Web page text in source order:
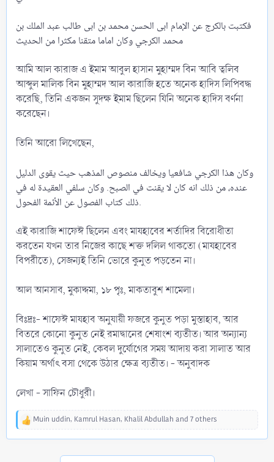
فكتبت بالكرج عن الإمام ابى الحسن محمد بن ابى طالب عبد الملك بن
محمد الكرجي وكان اماما متقنا مكثرا من الحديث
আমি আল কারাজ এ ইমাম আবুল হাসান মুহাম্মদ বিন আবি ত্বলিব
আব্দুল মালিক বিন মুহাম্মদ আল কারাজি হতে অনেক হাদিস লিপিবদ্ধ
করেছি, তিনি একজন সুদক্ষ ইমাম ছিলেন যিনি অনেক হাদিস বর্ণনা
করেছেন।
তিনি আরো লিখেছেন,
وكان هذا الكرجي شافعيا ويخالف منصوص المذهب حيث يقوى الدليل
عنده، من ذلك انه كان لا يقنت في الصبح. وكان سلفي العقيدة له في
ذلك كتاب الفصول عن الأئمة الفحول.
এই কারাজি শাফেঈ ছিলেন এবং মাযহাবের শর্তাদির বিরোধীতা
করতেন যখন তার নিজের কাছে শক্ত দলিল থাকতো (মাযহাবের
বিপরীতে), সেজন্যই তিনি ভোরে কুনুত পড়তেন না।
আল আনসাব, মুকাদ্দমা, ১৮ পৃঃ, মাকতাবুশ শামেলা।
বিঃদ্রঃ- শাফেঈ মাযহাব অনুযায়ী ফজরে কুনুত পড়া মুস্তাহাব, আর
বিতরে কোনো কুনুত নেই রমাদ্বানের শেষাংশ ব্যতীত। আর অন্যান্য
সালাতেও কুনুত নেই, কেবল দুর্যোগের সময় আদায় করা সালাত আর
কিয়াম অর্থাৎ বসা থেকে উঠার ক্ষেত্র ব্যতীত। - অনুবাদক
লেখা - সাফিন চৌধুরী।
R
Muin uddin, Kamrul Hasan, Khalil Abdullah and 7 others